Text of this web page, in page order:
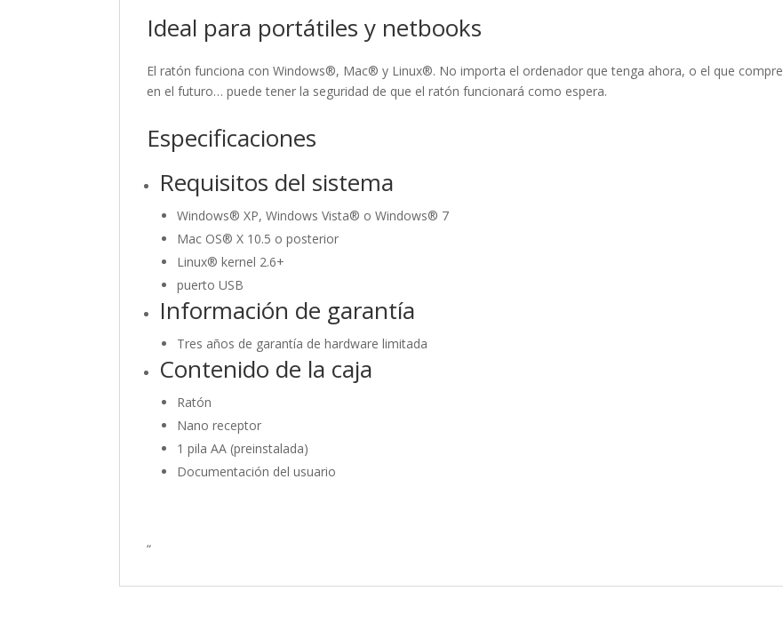
Ideal para portátiles y netbooks
El ratón funciona con Windows®, Mac® y Linux®. No importa el ordenador que tenga ahora, o el que compre
en el futuro… puede tener la seguridad de que el ratón funcionará como espera.
Especificaciones
Requisitos del sistema
Windows® XP, Windows Vista® o Windows® 7
Mac OS® X 10.5 o posterior
Linux® kernel 2.6+
puerto USB
Información de garantía
Tres años de garantía de hardware limitada
Contenido de la caja
Ratón
Nano receptor
1 pila AA (preinstalada)
Documentación del usuario
“